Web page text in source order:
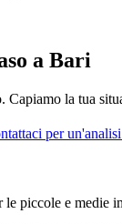
a Bari
Capiamo la tua
per
piccole e medie